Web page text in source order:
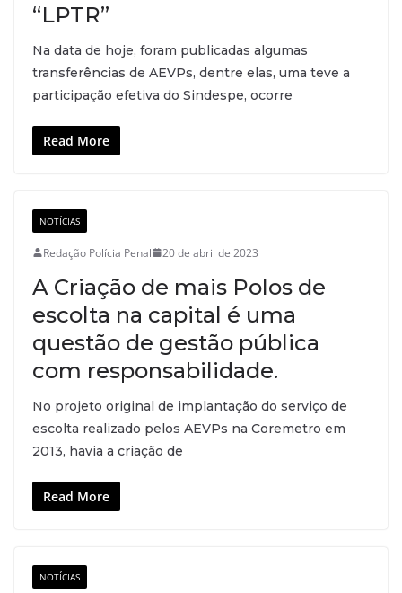
“LPTR”
Na data de hoje, foram publicadas algumas
transferências de AEVPs, dentre elas, uma teve a
participação efetiva do Sindespe, ocorre
Read More
NOTÍCIAS
Redação Polícia Penal 20 de abril de 2023
A Criação de mais Polos de
escolta na capital é uma
questão de gestão pública
com responsabilidade.
No projeto original de implantação do serviço de
escolta realizado pelos AEVPs na Coremetro em
2013, havia a criação de
Read More
NOTÍCIAS